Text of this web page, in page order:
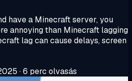
have a Minecraft server, you
annoying than Minecraft lagging
lag can cause delays, screen
·6 perc olvasás